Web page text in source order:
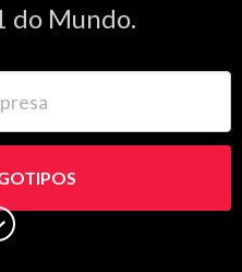
do Mundo.